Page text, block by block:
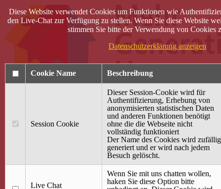
40 Jahre Mütterzentrum
Terminkalender
Diese Website verwendet Cookies um Funktionen wie
den Live-Chat zur Verfügung zu stellen. Wenn Sie diese Website
stimmen Sie bitte der Verwendung von Cookies
Datenschutzerklärung anzeigen
Cookie Name Beschreibung
Session Cookie
Dieser Session-Cookie wird für
Authentifizierung, Erhebung von
anonymisierten statistischen Daten
und anderen Funktionen benötigt
ohne die die Webseite nicht
vollständig funktioniert
Der Name des Cookies wird zufällig
generiert und er wird nach jedem
Besuch gelöscht.
Live Chat
Wenn Sie mit uns chatten wollen,
haken Sie diese Option bitte